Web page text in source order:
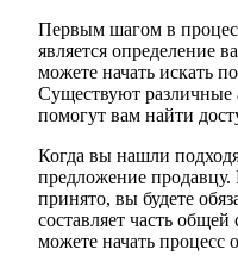
Первым шагом в
является определение
можете начать искать
Существуют различные
помогут вам найти
Когда вы нашли
предложение
принято, вы будете
составляет часть
можете начать процесс